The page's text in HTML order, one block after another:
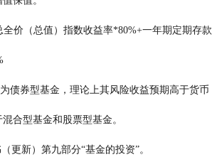
价（总值）指数收益率*80%+一年期定期存款
债券型基金，理论上其风险收益预期高于货币
基金，低于混合型基金和股票型基金。
更新）第九部分“基金的投资”。